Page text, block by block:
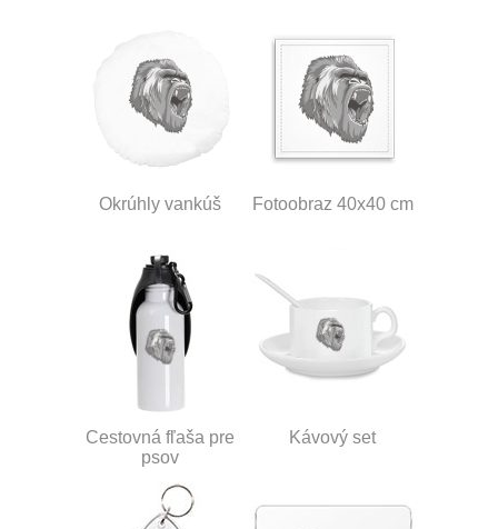
Okrúhly vankúš Fotoobraz 40x40 cm
Cestovná fľaša pre
psov
Kávový set